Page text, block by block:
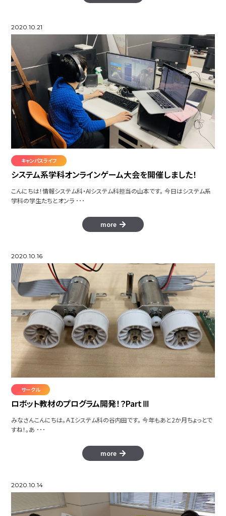
2020.10.21
キャンパスライフ
システム系学科オンラインゲーム大会を開催しました！
こんにちは！情報システム科・AIシステム科担当の山本です。 今日はシステム系
学科の学生たちとオンラ ･･･
more
2020.10.16
サークル
ロボット教材のプログラム開発！？PartⅢ
みなさんこんにちは。ＡＩシステム科の谷内田です。 今年もあと2か月ちょっとで
すね！。あ ･･･
more
2020.10.14